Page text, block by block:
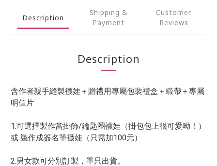
Description
Shipping &
Payment
Customer
Reviews
Description
含作者親手縫製襪娃＋贈禮用專屬包裝禮盒＋緞帶＋專屬
明信片
1.可選擇製作當掛飾/鑰匙圈襪娃（掛包包上很可愛呦！）
或 製作成簽名筆襪娃（只需加100元）
2.男女款可分別訂製，單只出貨。